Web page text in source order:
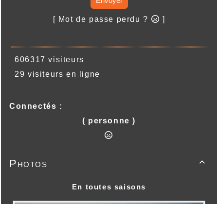
[ Mot de passe perdu ? ]
606317 visiteurs
29 visiteurs en ligne
Connectés :
( personne )

Photos
En toutes saisons